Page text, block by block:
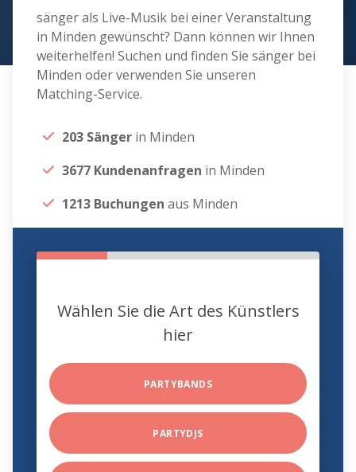
sänger als Live-Musik bei einer Veranstaltung
in Minden gewünscht? Dann können wir Ihnen
weiterhelfen! Suchen und finden Sie sänger bei
Minden oder verwenden Sie unseren
Matching-Service.
203 Sänger in Minden
3677 Kundenanfragen in Minden
1213 Buchungen aus Minden
Wählen Sie die Art des Künstlers
hier
PARTYBANDS
PARTYDJS